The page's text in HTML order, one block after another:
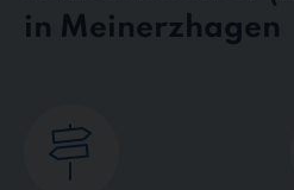
in Meinerzhagen